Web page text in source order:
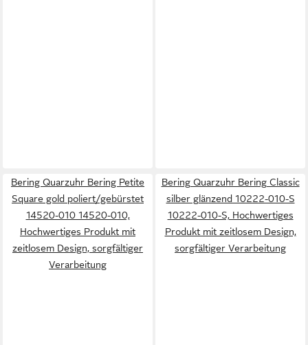
Bering Quarzuhr Bering Petite
Square gold poliert/gebürstet
14520-010 14520-010,
Hochwertiges Produkt mit
zeitlosem Design, sorgfältiger
Verarbeitung
Bering Quarzuhr Bering Classic
silber glänzend 10222-010-S
10222-010-S, Hochwertiges
Produkt mit zeitlosem Design,
sorgfältiger Verarbeitung